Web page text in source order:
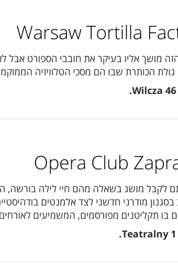
Warsaw Tortilla
מושך אליו בעיקר את חובבי הספורט אבל
הכותרת שבו הם מסכי הטלוויזיה
Wilcza 46
.
Opera Club
לקבל מושג בשאלה מהם חיי לילה בורשה,
מודרני חדשני לצד אלמנטים
בו תקליטנים מפורסמים, המשמיעים לאורחים
Teatralny 1
.